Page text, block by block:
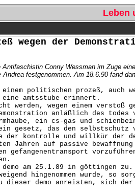
Leben
wegen der
Conny Wessman im Zuge
festgenommen. Am 18.6.90 fand
politischen prozeß, auch
amtsstube erinnert.
werden, wegen einem verstoß
anläßlich des todes
ein cs-gas und
gesetz, das den selbstschutz
der kontrolle und willkür der
Jahren auf passive
gefangenentransport
am 25.1.89 in göttingen zu.
hingenommen wurde, so
dieser demo anreisten, sich der